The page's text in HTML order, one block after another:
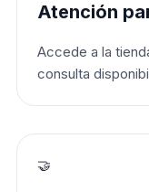
Atención
Accede a la
consulta
🤝